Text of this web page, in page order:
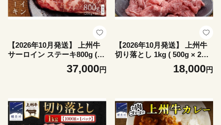
【2026年10月発送】 上州牛
サーロイン ステーキ800g ( 2
ステーキ 牛肉 牛 肉 日本 国
肉 ステーキ用 バーベキュー
BBQ 鉄板焼き 贈答 ギフト
クリスマス お正月 [AH044tu]
37,000円
【2026年10月発送】 上州牛
切り落とし 1kg ( 500g × 2パ
ック ) 上州牛 切り落とし 牛
肉 冷凍 真空パック 群馬 国産
[AH026tu]
18,000円